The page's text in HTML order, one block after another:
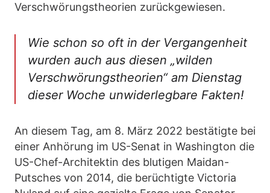
Verschwörungstheorien zurückgewiesen.
Wie schon so oft in der Vergangenheit
wurden auch aus diesen „wilden
Verschwörungstheorien“am Dienstag
dieser Woche unwiderlegbare Fakten!
An diesem Tag, am 8. März 2022 bestätigte bei
einer Anhörung im US-Senat in Washington die
US-Chef-Architektin des blutigen Maidan-
Putsches von 2014, die berüchtigte Victoria